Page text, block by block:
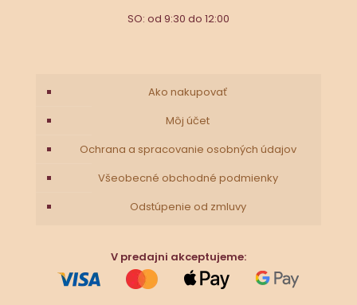
SO: od 9:30 do 12:00
Ako nakupovať
Môj účet
Ochrana a spracovanie osobných údajov
Všeobecné obchodné podmienky
Odstúpenie od zmluvy
V predajni akceptujeme: